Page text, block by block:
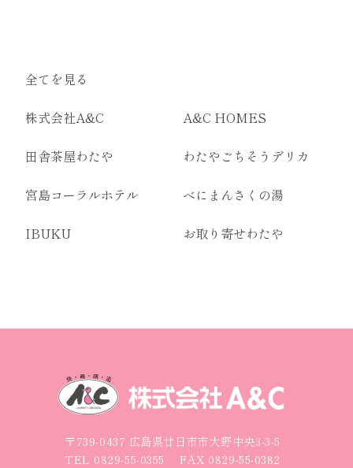
全てを見る
株式会社A&C A&C HOMES
田舎茶屋わたや わたやごちそうデリカ
宮島コーラルホテル べにまんさくの湯
IBUKU お取り寄せわたや
〒739-0437 広島県廿日市市大野中央3-3-5
TEL 0829-55-0355 FAX 0829-55-0382